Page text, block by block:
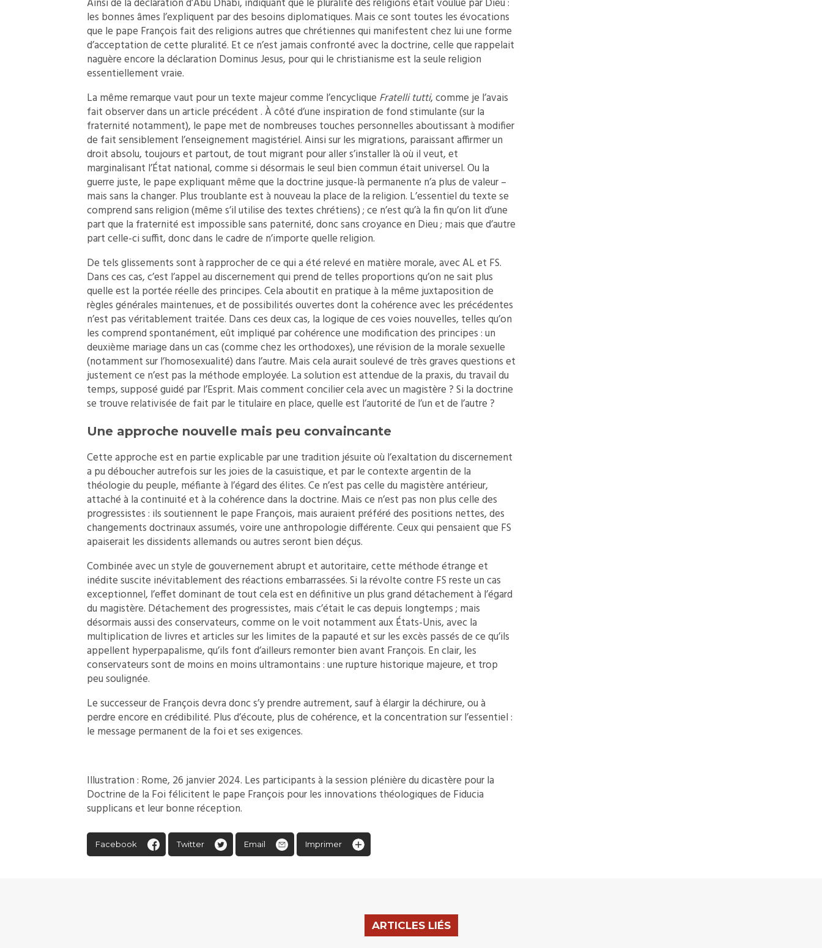
les bonnes âmes l’expliquent par des besoins diplomatiques. Mais ce sont toutes les évocations
que le pape François fait des religions autres que chrétiennes qui manifestent chez lui une forme
d’acceptation de cette pluralité. Et ce n’est jamais confronté avec la doctrine, celle que rappelait
naguère encore la déclaration Dominus Jesus, pour qui le christianisme est la seule religion
essentiellement vraie.
La même remarque vaut pour un texte majeur comme l’encyclique Fratelli tutti, comme je l’avais
fait observer dans un article précédent . À côté d’une inspiration de fond stimulante (sur la
fraternité notamment), le pape met de nombreuses touches personnelles aboutissant à modifier
de fait sensiblement l’enseignement magistériel. Ainsi sur les migrations, paraissant affirmer un
droit absolu, toujours et partout, de tout migrant pour aller s’installer là où il veut, et
marginalisant l’État national, comme si désormais le seul bien commun était universel. Ou la
guerre juste, le pape expliquant même que la doctrine jusque-là permanente n’a plus de valeur –
mais sans la changer. Plus troublante est à nouveau la place de la religion. L’essentiel du texte se
comprend sans religion (même s’il utilise des textes chrétiens) ; ce n’est qu’à la fin qu’on lit d’une
part que la fraternité est impossible sans paternité, donc sans croyance en Dieu ; mais que d’autre
part celle-ci suffit, donc dans le cadre de n’importe quelle religion.
De tels glissements sont à rapprocher de ce qui a été relevé en matière morale, avec AL et FS.
Dans ces cas, c’est l’appel au discernement qui prend de telles proportions qu’on ne sait plus
quelle est la portée réelle des principes. Cela aboutit en pratique à la même juxtaposition de
règles générales maintenues, et de possibilités ouvertes dont la cohérence avec les précédentes
n’est pas véritablement traitée. Dans ces deux cas, la logique de ces voies nouvelles, telles qu’on
les comprend spontanément, eût impliqué par cohérence une modification des principes : un
deuxième mariage dans un cas (comme chez les orthodoxes), une révision de la morale sexuelle
(notamment sur l’homosexualité) dans l’autre. Mais cela aurait soulevé de très graves questions et
justement ce n’est pas la méthode employée. La solution est attendue de la praxis, du travail du
temps, supposé guidé par l’Esprit. Mais comment concilier cela avec un magistère ? Si la doctrine
se trouve relativisée de fait par le titulaire en place, quelle est l’autorité de l’un et de l’autre ?
Une approche nouvelle mais peu convaincante
Cette approche est en partie explicable par une tradition jésuite où l’exaltation du discernement
a pu déboucher autrefois sur les joies de la casuistique, et par le contexte argentin de la
théologie du peuple, méfiante à l’égard des élites. Ce n’est pas celle du magistère antérieur,
attaché à la continuité et à la cohérence dans la doctrine. Mais ce n’est pas non plus celle des
progressistes : ils soutiennent le pape François, mais auraient préféré des positions nettes, des
changements doctrinaux assumés, voire une anthropologie différente. Ceux qui pensaient que FS
apaiserait les dissidents allemands ou autres seront bien déçus.
Combinée avec un style de gouvernement abrupt et autoritaire, cette méthode étrange et
inédite suscite inévitablement des réactions embarrassées. Si la révolte contre FS reste un cas
exceptionnel, l’effet dominant de tout cela est en définitive un plus grand détachement à l’égard
du magistère. Détachement des progressistes, mais c’était le cas depuis longtemps ; mais
désormais aussi des conservateurs, comme on le voit notamment aux États-Unis, avec la
multiplication de livres et articles sur les limites de la papauté et sur les excès passés de ce qu’ils
appellent hyperpapalisme, qu’ils font d’ailleurs remonter bien avant François. En clair, les
conservateurs sont de moins en moins ultramontains : une rupture historique majeure, et trop
peu soulignée.
Le successeur de François devra donc s’y prendre autrement, sauf à élargir la déchirure, ou à
perdre encore en crédibilité. Plus d’écoute, plus de cohérence, et la concentration sur l’essentiel :
le message permanent de la foi et ses exigences.
Illustration : Rome, 26 janvier 2024. Les participants à la session plénière du dicastère pour la
Doctrine de la Foi félicitent le pape François pour les innovations théologiques de Fiducia
supplicans et leur bonne réception.
Facebook Twitter Email Imprimer
ARTICLES LIÉS